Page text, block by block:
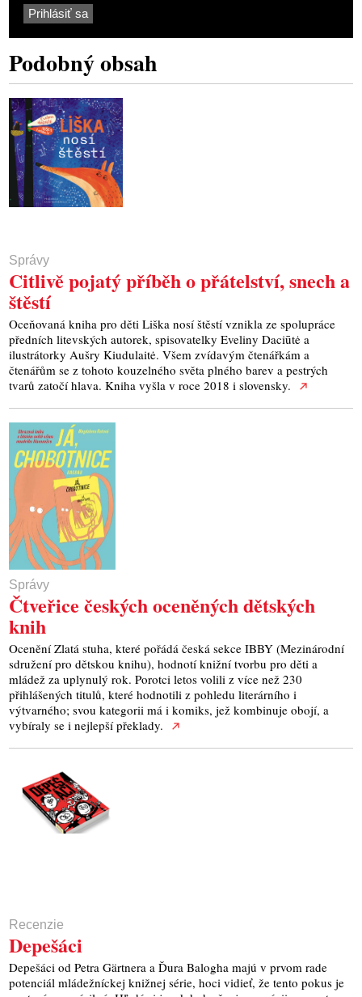
Podobný obsah
Správy
Citlivě pojatý příběh o přátelství, snech a
štěstí
Oceňovaná kniha pro děti Liška nosí štěstí vznikla ze spolupráce
předních litevských autorek, spisovatelky Eveliny Daciūtė a
ilustrátorky Aušry Kiudulaitė. Všem zvídavým čtenářkám a
čtenářům se z tohoto kouzelného světa plného barev a pestrých
tvarů zatočí hlava. Kniha vyšla v roce 2018 i slovensky.
Správy
Čtveřice českých oceněných dětských
knih
Ocenění Zlatá stuha, které pořádá česká sekce IBBY (Mezinárodní
sdružení pro dětskou knihu), hodnotí knižní tvorbu pro děti a
mládež za uplynulý rok. Porotci letos volili z více než 230
přihlášených titulů, které hodnotili z pohledu literárního i
výtvarného; svou kategorii má i komiks, jež kombinuje obojí, a
vybíraly se i nejlepší překlady.
Recenzie
Depešáci
Depešáci od Petra Gärtnera a Ďura Balogha majú v prvom rade
potenciál mládežníckej knižnej série, hoci vidieť, že tento pokus je